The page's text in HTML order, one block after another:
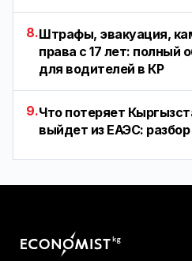
8.Штрафы, эвакуация,
права с 17 лет: полный
для водителей в КР
9.Что потеряет
выйдет из ЕАЭС: